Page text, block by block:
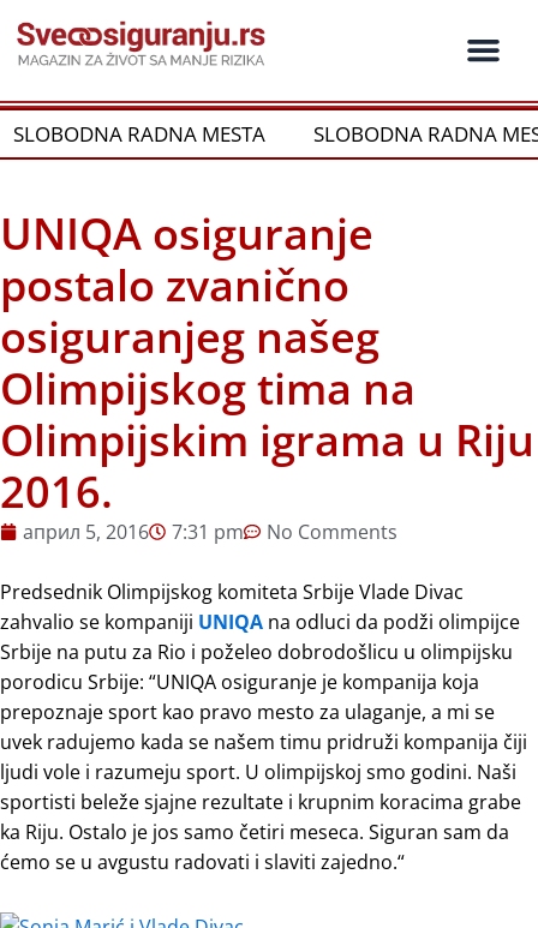
на
садржај
SLOBODNA RADNA MESTA SLOBODNA RADNA
UNIQA osiguranje
postalo zvanično
osiguranjeg našeg
Olimpijskog tima na
Olimpijskim igrama u Riju
2016.
април 5, 2016 7:31 pm No Comments
Predsednik Olimpijskog komiteta Srbije Vlade Divac
zahvalio se kompaniji UNIQA na odluci da podži olimpijce
Srbije na putu za Rio i poželeo dobrodošlicu u olimpijsku
porodicu Srbije: “UNIQA osiguranje je kompanija koja
prepoznaje sport kao pravo mesto za ulaganje, a mi se
uvek radujemo kada se našem timu pridruži kompanija čiji
ljudi vole i razumeju sport. U olimpijskoj smo godini. Naši
sportisti beleže sjajne rezultate i krupnim koracima grabe
ka Riju. Ostalo je jos samo četiri meseca. Siguran sam da
ćemo se u avgustu radovati i slaviti zajedno.“